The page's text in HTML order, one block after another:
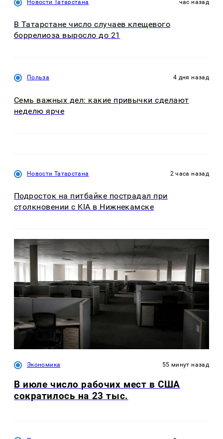
Новости Татарстана час назад
В Татарстане число случаев клещевого
боррелиоза выросло до 21
Польза 4 дня назад
Семь важных дел: какие привычки сделают
неделю ярче
Новости Татарстана 2 часа назад
Подросток на питбайке пострадал при
столкновении с KIA в Нижнекамске
Экономика 55 минут назад
В июле число рабочих мест в США
сократилось на 23 тыс.